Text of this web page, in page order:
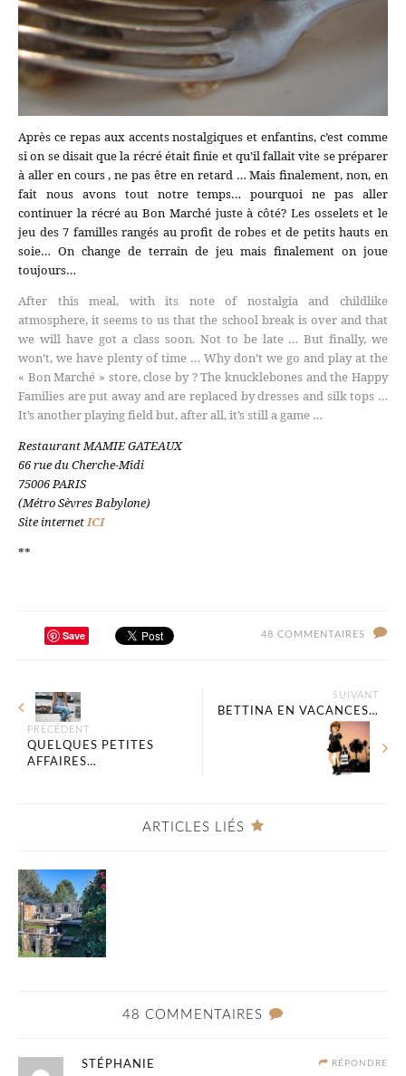
Après ce repas aux accents nostalgiques et enfantins, c’est comme
si on se disait que la récré était finie et qu’il fallait vite se préparer
à aller en cours , ne pas être en retard … Mais finalement, non, en
fait nous avons tout notre temps… pourquoi ne pas aller
continuer la récré au Bon Marché juste à côté? Les osselets et le
jeu des 7 familles rangés au profit de robes et de petits hauts en
soie… On change de terrain de jeu mais finalement on joue
toujours…
After this meal, with its note of nostalgia and childlike
atmosphere, it seems to us that the school break is over and that
we will have got a class soon. Not to be late … But finally, we
won’t, we have plenty of time … Why don’t we go and play at the
« Bon Marché » store, close by ? The knucklebones and the Happy
Families are put away and are replaced by dresses and silk tops …
It’s another playing field but, after all, it’s still a game …
Restaurant MAMIE GATEAUX
66 rue du Cherche-Midi
75006 PARIS
(Métro Sèvres Babylone)
Site internetICI
**
Save 48 COMMENTAIRES
PRÉCÉDENT
QUELQUES PETITES
AFFAIRES…
SUIVANT
BETTINA EN VACANCES…
ARTICLES LIÉS
48 COMMENTAIRES
RÉPONDRE
STÉPHANIE